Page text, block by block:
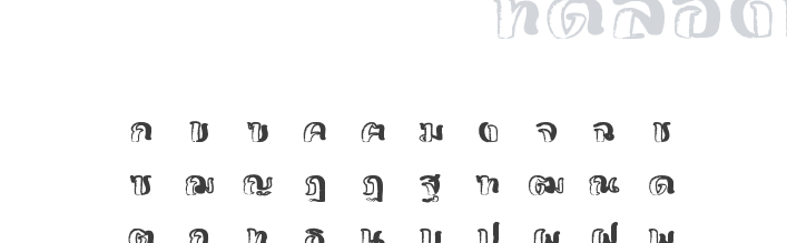
ก ข ฃ ค ฅ ฆ ง จ ฉ ช
ซ ฌ ญ ฎ ฏ ฐ ฑ ฒ ณ ด